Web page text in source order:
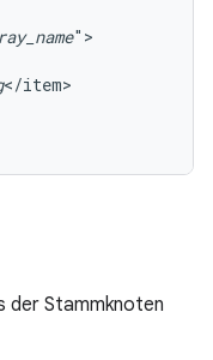
der Stammknoten